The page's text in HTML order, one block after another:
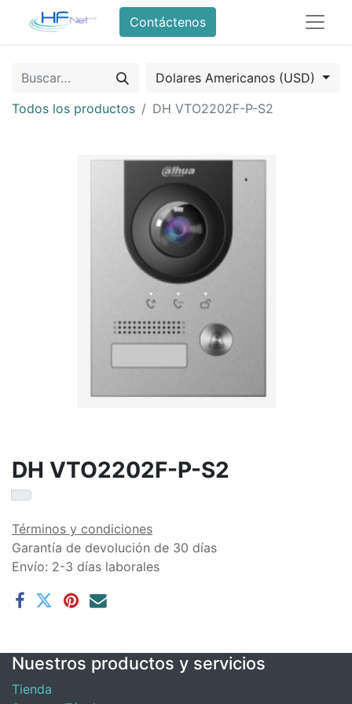
Contáctenos
Dolares Americanos (USD)
Todos los productos
DH VTO2202F-P-S2
DH VTO2202F-P-S2
Términos y condiciones
Garantía de devolución de 30 días
Envío: 2-3 días laborales
Nuestros productos y servicios
Tienda